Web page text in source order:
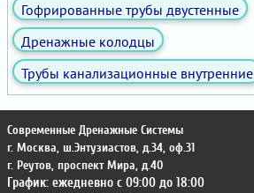
Гофрированные трубы двустенные
Дренажные колодцы
Трубы канализационные внутренние
Современные Дренажные Системы
г. Москва, ш.Энтузиастов, д.34, оф.31
г. Реутов, проспект Мира, д.40
График: ежедневно с 09:00 до 18:00